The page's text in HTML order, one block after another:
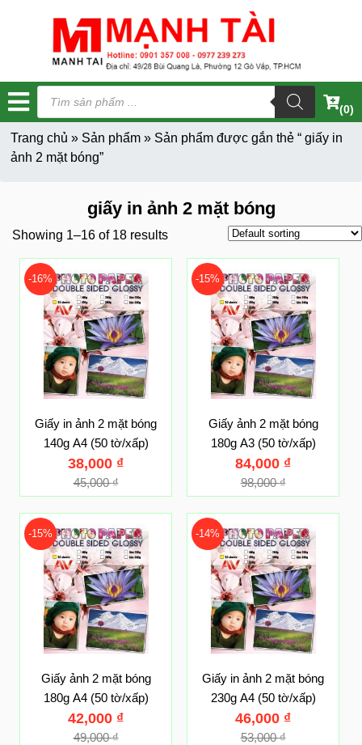
Tìm
kiếm
sản
phẩm
(0)
Trang chủ » Sản phẩm» Sản phẩm được gắn thẻ “ giấy in
ảnh 2 mặt bóng”
giấy in ảnh 2 mặt bóng
Showing 1–16 of 18 results
-16%
Giấy in ảnh 2 mặt bóng
140g A4 (50 tờ/xấp)
45,000₫
38,000 ₫
-15%
Giấy ảnh 2 mặt bóng
180g A3 (50 tờ/xấp)
98,000₫
84,000 ₫
-15%
Giấy ảnh 2 mặt bóng
180g A4 (50 tờ/xấp)
49,000₫
42,000 ₫
-14%
Giấy in ảnh 2 mặt bóng
230g A4 (50 tờ/xấp)
53,000₫
46,000 ₫